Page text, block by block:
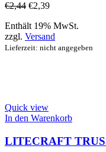
€2,44 €2,39
Enthält 19% MwSt.
zzgl. Versand
Lieferzeit: nicht angegeben
Quick view
In den Warenkorb
LITECRAFT